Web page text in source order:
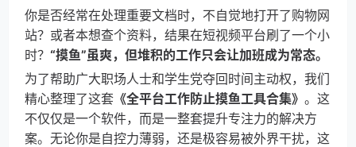
你是否经常在处理重要文档时，不自觉地打开了购物网
站？或者本想查个资料，结果在短视频平台刷了一个小
时？ “摸鱼”虽爽，但堆积的工作只会让加班成为常态。
为了帮助广大职场人士和学生党夺回时间主动权，我们
精心整理了这套 《全平台工作防止摸鱼工具合集》 。这
不仅仅是一个软件，而是一整套提升专注力的解决方
案。无论你是自控力薄弱，还是极容易被外界干扰，这